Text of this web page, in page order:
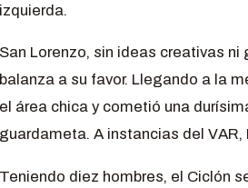
izquierda.
San Lorenzo, sin ideas creativas
balanza a su favor. Llegando a la
el área chica y cometió una
guardameta. A instancias del
Teniendo diez hombres, el Ciclón